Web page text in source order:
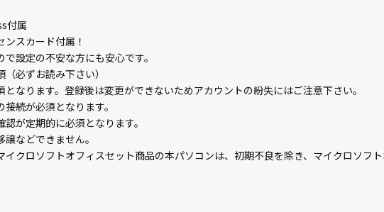
付属
スカード付属！
設定の不安な方にも安心です。
必ずお読み下さい）
なります。登録後は変更ができないためアカウントの紛失にはご注意下さい。
続が必須となります。
が定期的に必須となります。
などできません。
クロソフトオフィスセット商品の本パソコンは、初期不良を除き、マイクロソフ